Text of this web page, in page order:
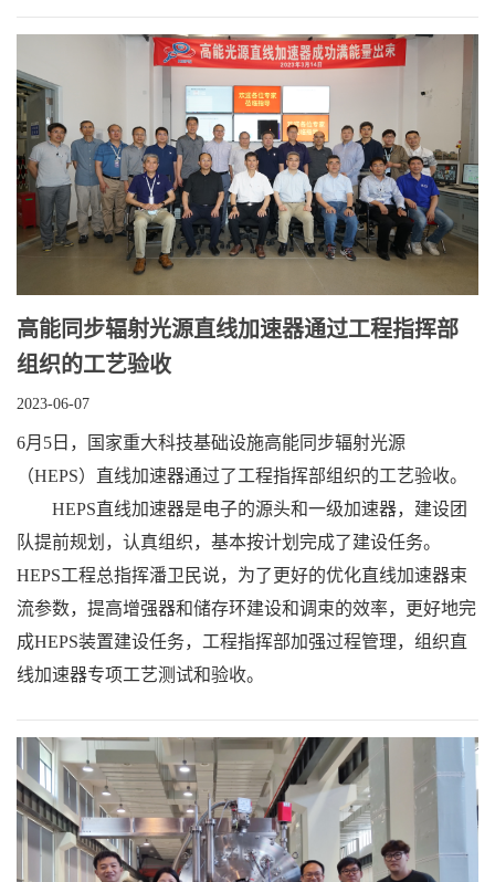
高能同步辐射光源直线加速器通过工程指挥部
组织的工艺验收
2023-06-07
6月5日，国家重大科技基础设施高能同步辐射光源
（HEPS）直线加速器通过了工程指挥部组织的工艺验收。
HEPS直线加速器是电子的源头和一级加速器，建设团
队提前规划，认真组织，基本按计划完成了建设任务。
HEPS工程总指挥潘卫民说，为了更好的优化直线加速器束
流参数，提高增强器和储存环建设和调束的效率，更好地完
成HEPS装置建设任务，工程指挥部加强过程管理，组织直
线加速器专项工艺测试和验收。